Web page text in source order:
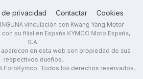
de privacidad Contactar Cookies
vinculación con Kwang Yang Motor
con su filial en España KYMCO Moto España,
S.A.
en esta web son propiedad de sus
respectivos dueños.
ForoKymco. Todos los derechos reservados.